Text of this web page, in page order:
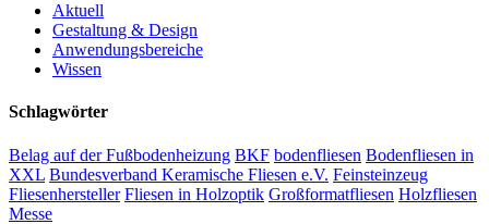
Aktuell
Gestaltung & Design
Anwendungsbereiche
Wissen
Schlagwörter
Belag auf der Fußbodenheizung BKF bodenfliesen Bodenfliesen in
XXL Bundesverband Keramische Fliesen e.V. Feinsteinzeug
Fliesenhersteller Fliesen in Holzoptik Großformatfliesen Holzfliesen
Messe